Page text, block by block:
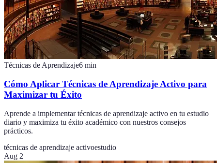
Técnicas de Aprendizaje6 min
Cómo Aplicar Técnicas de Aprendizaje Activo para
Maximizar tu Éxito
Aprende a implementar técnicas de aprendizaje activo en tu estudio
diario y maximiza tu éxito académico con nuestros consejos
prácticos.
técnicas de aprendizaje activoestudio
Aug 2